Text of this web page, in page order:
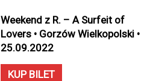
Weekend z R. – A Surfeit of
Lovers • Gorzów Wielkopolski •
25.09.2022
KUP BILET